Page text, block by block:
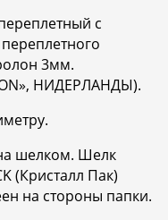
с
3мм.
НИДЕРЛАНДЫ).
шелком. Шелк
(Кристалл Пак)
на стороны папки.